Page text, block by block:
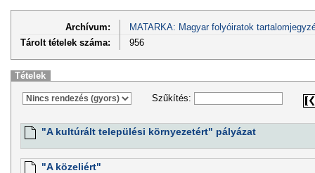
Archívum:
MATARKA: Magyar folyóiratok
Tárolt tételek száma:
956
Tételek
Szűkítés:
"A kultúrált települési környezetért" pályázat
"A közeliért"